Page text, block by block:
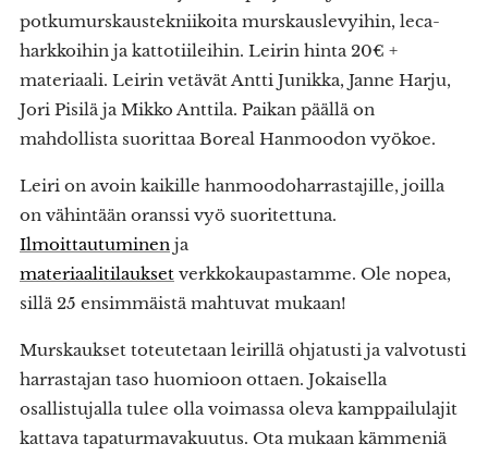
potkumurskaustekniikoita murskauslevyihin, leca-
harkkoihin ja kattotiileihin. Leirin hinta 20€ +
materiaali. Leirin vetävät Antti Junikka, Janne Harju,
Jori Pisilä ja Mikko Anttila. Paikan päällä on
mahdollista suorittaa Boreal Hanmoodon vyökoe.
Leiri on avoin kaikille hanmoodoharrastajille, joilla
on vähintään oranssi vyö suoritettuna.
Ilmoittautuminen ja
materiaalitilaukset verkkokaupastamme. Ole nopea,
sillä 25 ensimmäistä mahtuvat mukaan!
Murskaukset toteutetaan leirillä ohjatusti ja valvotusti
harrastajan taso huomioon ottaen. Jokaisella
osallistujalla tulee olla voimassa oleva kamppailulajit
kattava tapaturmavakuutus. Ota mukaan kämmeniä